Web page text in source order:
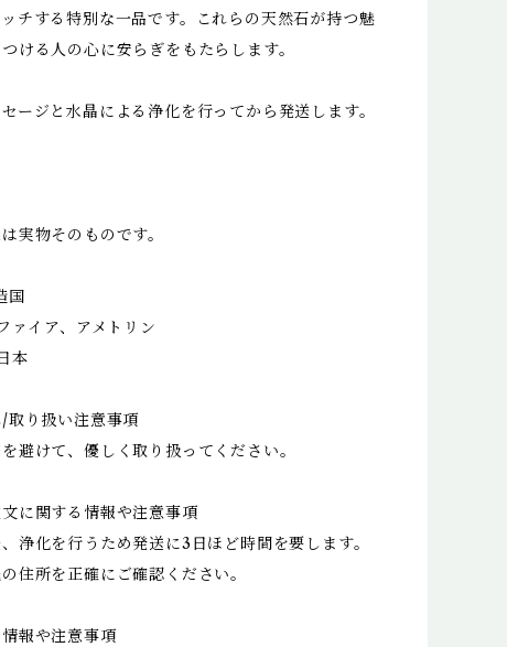
チする特別な一品です。これらの天然石が持つ魅
ける人の心に安らぎをもたらします。
ージと水晶による浄化を行ってから発送します。
実物そのものです。
国
ァイア、アメトリン
本
り扱い注意事項
を避けて、優しく取り扱ってください。
に関する情報や注意事項
、浄化を行うため発送に3日ほど時間を要します。
住所を正確にご確認ください。
報や注意事項